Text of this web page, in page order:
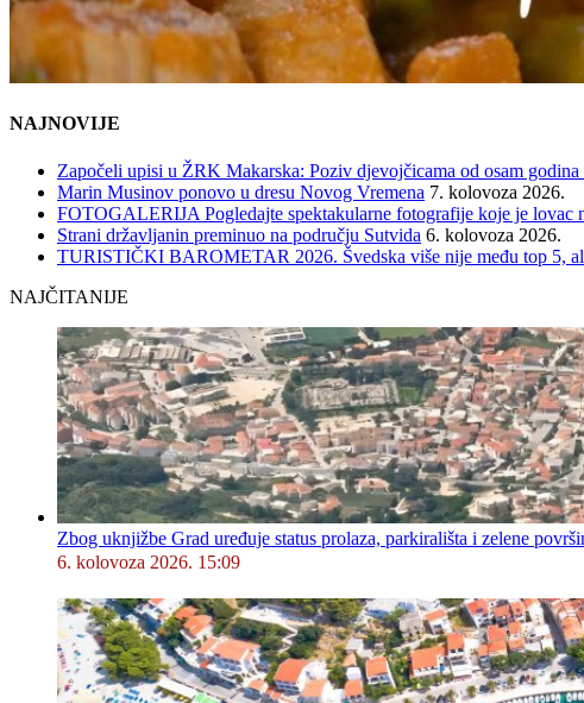
NAJNOVIJE
Započeli upisi u ŽRK Makarska: Poziv djevojčicama od osam
Marin Musinov ponovo u dresu Novog Vremena 7. kolovoza 2026.
FOTOGALERIJA Pogledajte spektakularne fotografije koje je lovac
Strani državljanin preminuo na području Sutvida 6. kolovoza 2026.
TURISTIČKI BAROMETAR 2026. Švedska više nije među top 5,
NAJČITANIJE
Zbog uknjižbe Grad uređuje status prolaza, parkirališta i zelene
6. kolovoza 2026. 15:09